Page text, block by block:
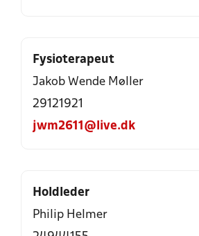
Fysioterapeut
Jakob Wende Møller
29121921
jwm2611@live.dk
Holdleder
Philip Helmer